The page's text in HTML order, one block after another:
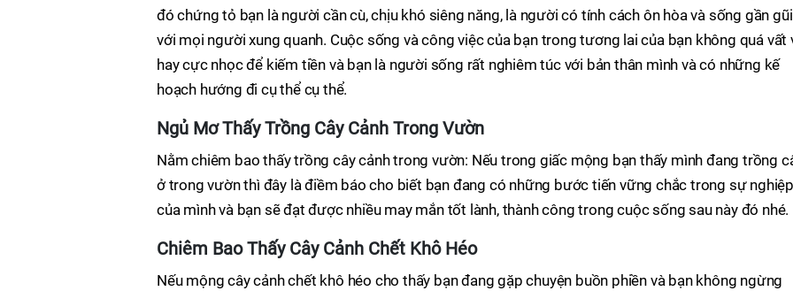
đó chứng tỏ bạn là người cần cù, chịu khó siêng năng, là người có tính cách ôn hòa và sống gần gũi
với mọi người xung quanh. Cuộc sống và công việc của bạn trong tương lai của bạn không quá vất
hay cực nhọc để kiếm tiền và bạn là người sống rất nghiêm túc với bản thân mình và có những kế
hoạch hướng đi cụ thể cụ thể.
Ngủ Mơ Thấy Trồng Cây Cảnh Trong Vườn
Nằm chiêm bao thấy trồng cây cảnh trong vườn: Nếu trong giấc mộng bạn thấy mình đang trồng
ở trong vườn thì đây là điềm báo cho biết bạn đang có những bước tiến vững chắc trong sự nghiệp
của mình và bạn sẽ đạt được nhiều may mắn tốt lành, thành công trong cuộc sống sau này đó nhé.
Chiêm Bao Thấy Cây Cảnh Chết Khô Héo
Nếu mộng cây cảnh chết khô héo cho thấy bạn đang gặp chuyện buồn phiền và bạn không ngừng